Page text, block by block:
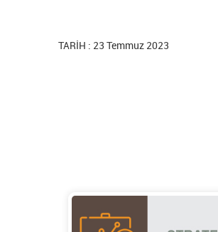
TARİH : 23 Temmuz 2023